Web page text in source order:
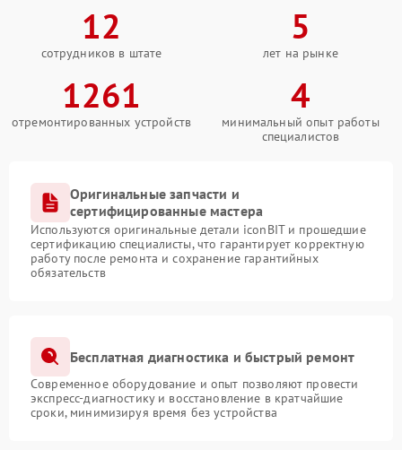
12
сотрудников в штате
5
лет на рынке
1261
отремонтированных устройств
4
минимальный опыт работы
специалистов
Оригинальные запчасти и
сертифицированные мастера
Используются оригинальные детали iconBIT и прошедшие
сертификацию специалисты, что гарантирует корректную
работу после ремонта и сохранение гарантийных
обязательств
Бесплатная диагностика и быстрый ремонт
Современное оборудование и опыт позволяют провести
экспресс-диагностику и восстановление в кратчайшие
сроки, минимизируя время без устройства